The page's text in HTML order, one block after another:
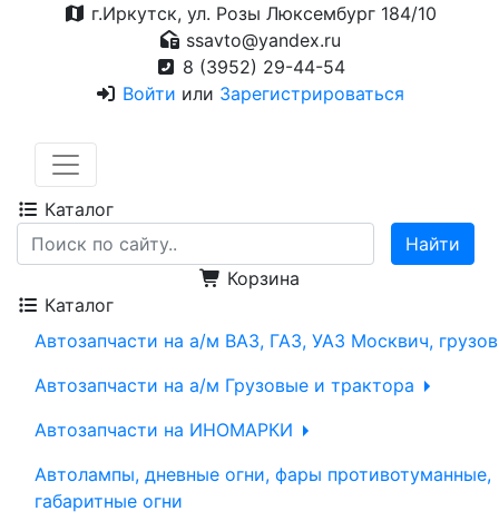
г.Иркутск, ул. Розы Люксембург 184/10
ssavto@yandex.ru
8 (3952) 29-44-54
Войти или Зарегистрироваться
Каталог
Корзина
Каталог
Автозапчасти на а/м ВАЗ, ГАЗ, УАЗ Москвич,
Автозапчасти на а/м Грузовые и трактора
Автозапчасти на ИНОМАРКИ
Автолампы, дневные огни, фары противотуманные,
габаритные огни